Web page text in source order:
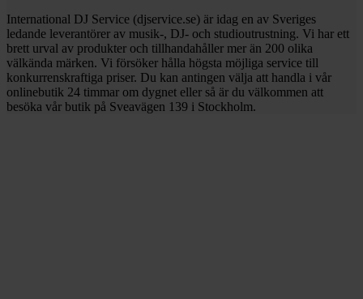
International DJ Service (djservice.se) är idag en av Sveriges
ledande leverantörer av musik-, DJ- och studioutrustning. Vi har ett
brett urval av produkter och tillhandahåller mer än 200 olika
välkända märken. Vi försöker hålla högsta möjliga service till
konkurrenskraftiga priser. Du kan antingen välja att handla i vår
onlinebutik 24 timmar om dygnet eller så är du välkommen att
besöka vår butik på Sveavägen 139 i Stockholm.